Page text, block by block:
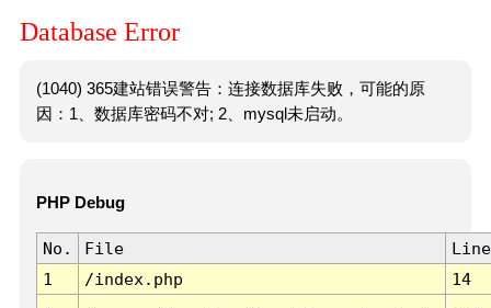
Database Error
(1040) 365建站错误警告：连接数据库失败，可能的原
因：1、数据库密码不对; 2、mysql未启动。
PHP Debug
No. File
Line
1
/index.php 14